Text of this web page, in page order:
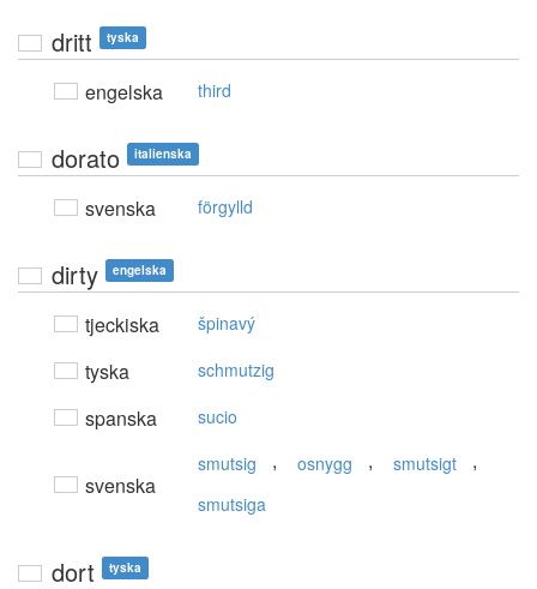
dritt tyska
engelska third
dorato italienska
svenska förgylld
dirty engelska
tjeckiska špinavý
tyska schmutzig
spanska sucio
svenska
smutsig , osnygg , smutsigt ,
smutsiga
dort tyska